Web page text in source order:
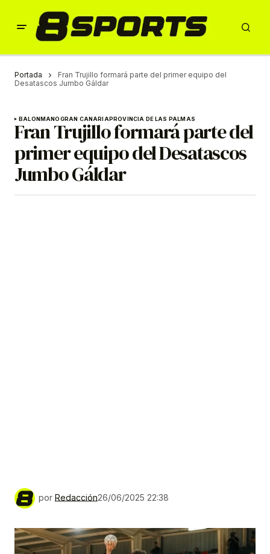
Portada
Fran Trujillo formará parte del primer equipo del
Desatascos Jumbo Gáldar
BALONMANOGRAN CANARIAPROVINCIA DE LAS PALMAS
Fran Trujillo formará parte del
primer equipo del Desatascos
Jumbo Gáldar
por Redacción26/06/2025 22:38